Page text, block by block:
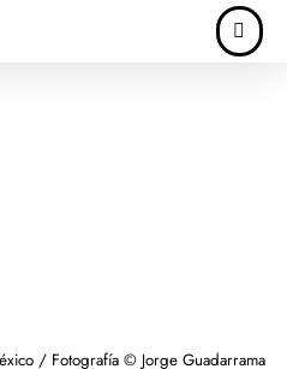
/ Fotografía © Jorge Guadarrama